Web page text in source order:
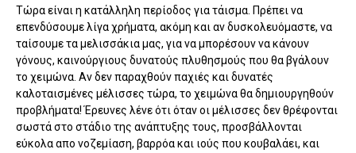
Τώρα είναι η κατάλληλη περίοδος για τάισμα. Πρέπει να
επενδύσουμε λίγα χρήματα, ακόμη και αν δυσκολευόμαστε, να
ταίσουμε τα μελισσάκια μας, για να μπορέσουν να κάνουν
γόνους, καινούργιους δυνατούς πλυθησμούς που θα βγάλουν
το χειμώνα. Αν δεν παραχθούν παχιές και δυνατές
καλοταισμένες μέλισσες τώρα, το χειμώνα θα δημιουργηθούν
προβλήματα! Έρευνες λένε ότι όταν οι μέλισσες δεν θρέφονται
σωστά στο στάδιο της ανάπτυξης τους, προσβάλλονται
εύκολα απο νοζεμίαση, βαρρόα και ιούς που κουβαλάει, και